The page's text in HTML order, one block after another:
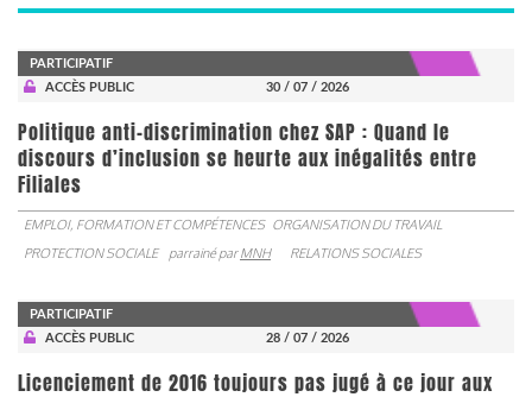
PARTICIPATIF
ACCÈS PUBLIC
30 / 07 / 2026
Politique anti-discrimination chez SAP : Quand le
discours d’inclusion se heurte aux inégalités entre
Filiales
EMPLOI, FORMATION ET COMPÉTENCES ORGANISATION DU TRAVAIL
PROTECTION SOCIALE
parrainé parMNH RELATIONS SOCIALES
PARTICIPATIF
ACCÈS PUBLIC
28 / 07 / 2026
Licenciement de 2016 toujours pas jugé à ce jour aux